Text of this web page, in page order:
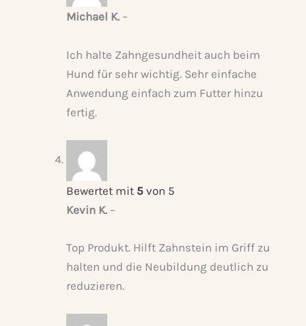
Michael K. –
Ich halte Zahngesundheit auch beim
Hund für sehr wichtig. Sehr einfache
Anwendung einfach zum Futter hinzu
fertig.
Bewertet mit 5 von 5
Kevin K. –
Top Produkt. Hilft Zahnstein im Griff zu
halten und die Neubildung deutlich zu
reduzieren.